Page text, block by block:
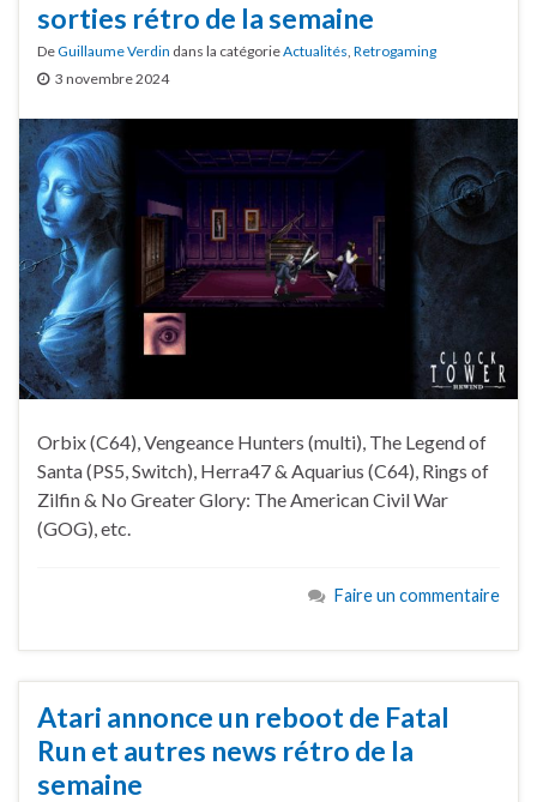
sorties rétro de la semaine
DeGuillaume Verdin dans la catégorieActualités Retrogaming
3 novembre 2024
Orbix (C64), Vengeance Hunters (multi), The Legend of
Santa (PS5, Switch), Herra47 & Aquarius (C64), Rings of
Zilfin & No Greater Glory: The American Civil War
(GOG), etc.
Faire un commentaire
Atari annonce un reboot de Fatal
Run et autres news rétro de la
semaine